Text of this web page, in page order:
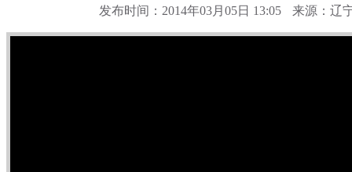
发布时间：2014年03月05日 13:05 来源：辽